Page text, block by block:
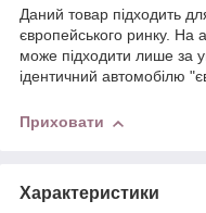
Даний товар підходить
європейського ринку. На
може підходити лише за
ідентичний автомобілю
Приховати
Характеристики